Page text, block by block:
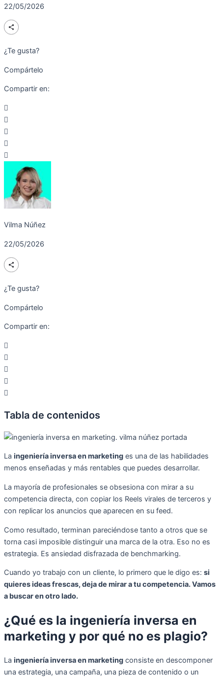
22/05/2026
¿Te gusta?
Compártelo
Compartir en:
Vilma Núñez
22/05/2026
¿Te gusta?
Compártelo
Compartir en:
Tabla de contenidos
La ingeniería inversa en marketing es una de las habilidades
menos enseñadas y más rentables que puedes desarrollar.
La mayoría de profesionales se obsesiona con mirar a su
competencia directa, con copiar los Reels virales de terceros y
con replicar los anuncios que aparecen en su feed.
Como resultado, terminan pareciéndose tanto a otros que se
torna casi imposible distinguir una marca de la otra. Eso no es
estrategia. Es ansiedad disfrazada de benchmarking.
Cuando yo trabajo con un cliente, lo primero que le digo es: si
quieres ideas frescas, deja de mirar a tu competencia. Vamos
a buscar en otro lado.
¿Qué es la ingeniería inversa en
marketing y por qué no es plagio?
La ingeniería inversa en marketing consiste en descomponer
una estrategia, una campaña, una pieza de contenido o un